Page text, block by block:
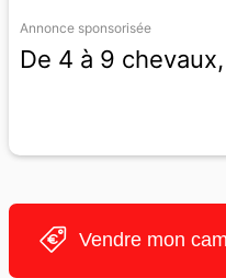
Annonce sponsorisée
De 4 à 9
Vendre mon